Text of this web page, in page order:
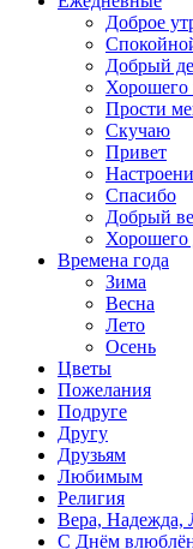
Доброе
Добрый
Хорошего
Прости
Скучаю
Привет
Спасибо
Добрый
Хорошего
Времена года
Зима
Весна
Лето
Осень
Цветы
Пожелания
Подруге
Другу
Друзьям
Любимым
Религия
Вера, Надежда,
С Днём